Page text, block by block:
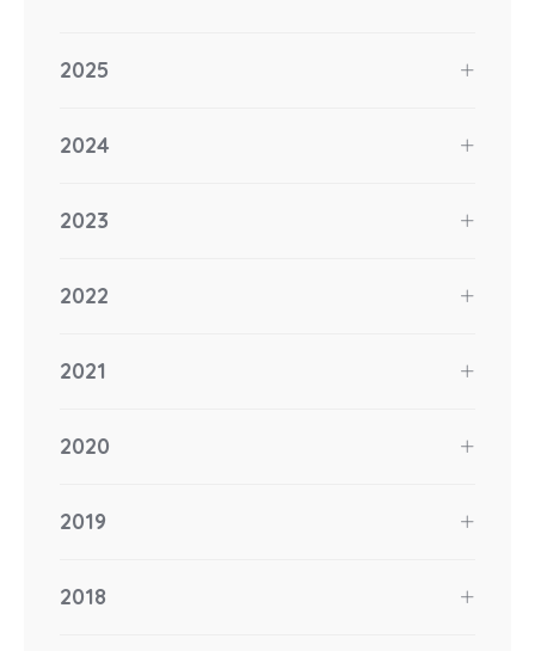
2025
2024
2023
2022
2021
2020
2019
2018